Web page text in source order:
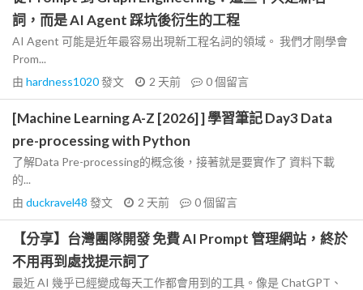
詞，而是 AI Agent 踩坑後衍生的工程
AI Agent 可能是近年最容易出現新工程名詞的領域。 我們才剛學會
Prom...
由 hardness1020發文 2 天前 0個留言
[Machine Learning A-Z [2026] ] 學習筆記 Day3 Data
pre-processing with Python
了解Data Pre-processing的概念後，接著就是要實作了 資料下載
的...
由 duckravel48 發文 2 天前 0個留言
【分享】台灣團隊開發 免費 AI Prompt 管理網站，終於
不用再到處找提示詞了
最近 AI 幾乎已經變成每天工作都會用到的工具。像是 ChatGPT、